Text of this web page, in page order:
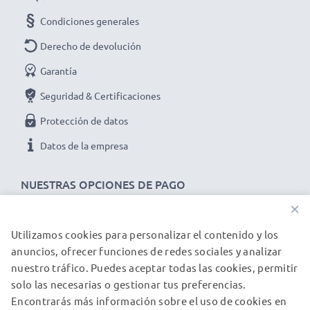
T500 / A170:
Marca:subtel
Capacidad: 800mAh
Voltaje : 3.7V
Dimensiones
Color: blanco
Somos un distribuidor internacional especializado en
años de garantía!
NUESTRAS OPCIONES DE PAGO
Condiciones generales
Derecho de devolución
Garantía
Seguridad & Certificaciones
Protección de datos
Datos de la empresa
NUESTROS PARTNERS DE ENVÍO
© subtel.es 2026
Todos los precios incluyen IVA y excluyen los costos de envío.
×
Utilizamos cookies para personalizar el contenido y los
anuncios, ofrecer funciones de redes sociales y analizar
nuestro tráfico. Puedes aceptar todas las cookies, permitir
solo las necesarias o gestionar tus preferencias.
Encontrarás más información sobre el uso de cookies en